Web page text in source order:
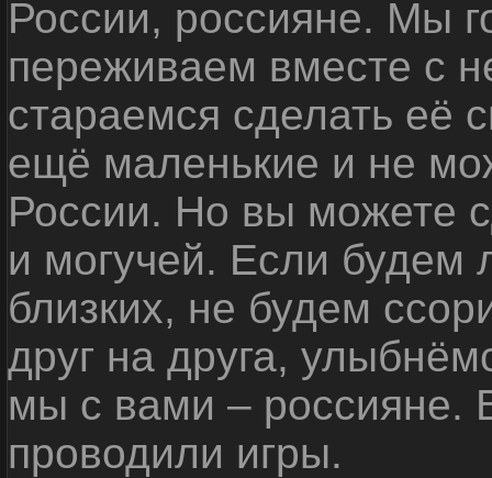
России, россияне. Мы
переживаем вместе с
стараемся сделать её
ещё маленькие и не
России. Но вы можете
и могучей. Если будем
близких, не будем
друг на друга,
мы с вами – россияне.
проводили игры.